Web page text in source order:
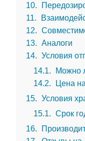
10
11
12
13
Аналоги
14
Условия
14.1
Можно
14.2
Цена
15
Условия
15.1
Срок
16